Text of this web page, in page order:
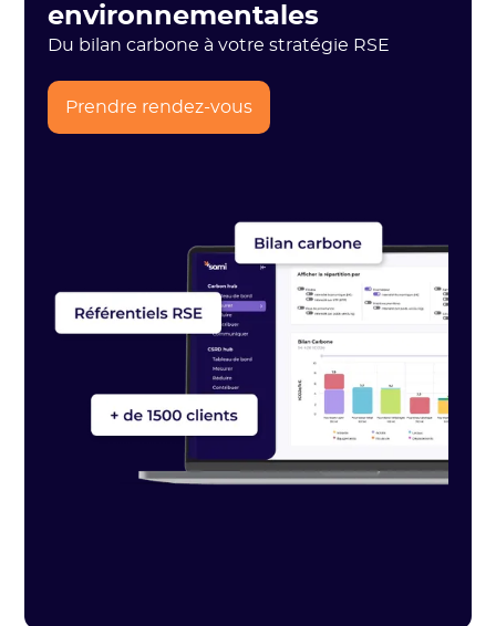
environnementales
Du bilan carbone à votre stratégie RSE
Prendre rendez-vous